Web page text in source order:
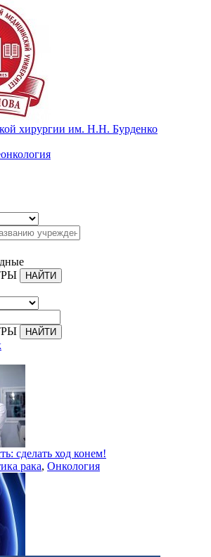
хирургии им. Н.Н. Бурденко
онкология
сделать ход конем!
рака, Онкология